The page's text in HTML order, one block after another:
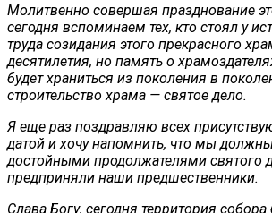
Молитвенно совершая празднование
сегодня вспоминаем тех, кто стоял у
труда созидания этого прекрасного
десятилетия, но память о
будет храниться из поколения в
строительство храма — святое дело.
Я еще раз поздравляю всех
датой и хочу напомнить, что мы
достойными продолжателями святого
предприняли наши предшественники.
Слава Богу, сегодня территория собора